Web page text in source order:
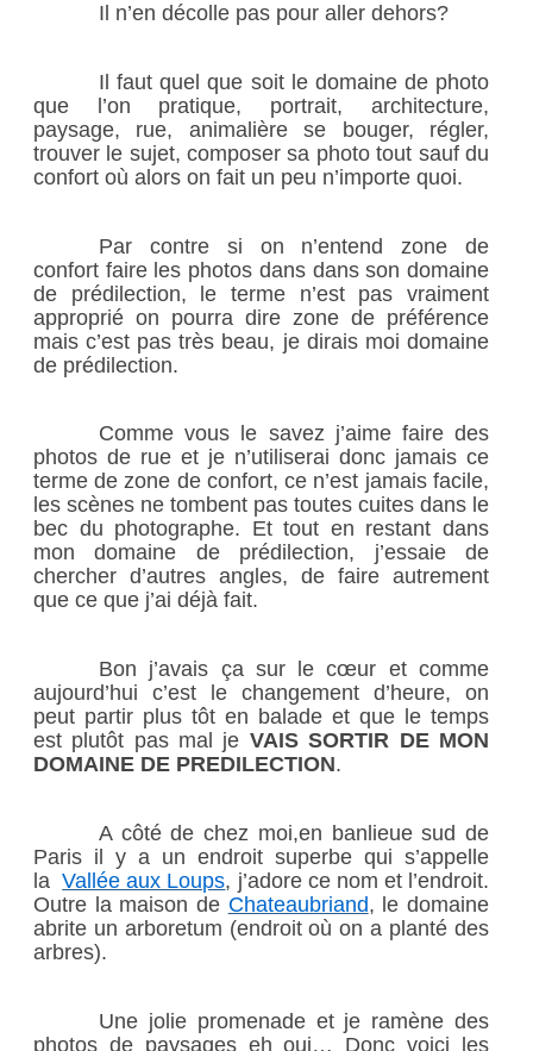
Il n’en décolle pas pour aller dehors?
Il faut quel que soit le domaine de photo
que l’on pratique, portrait, architecture,
paysage, rue, animalière se bouger, régler,
trouver le sujet, composer sa photo tout sauf du
confort où alors on fait un peu n’importe quoi.
Par contre si on n’entend zone de
confort faire les photos dans dans son domaine
de prédilection, le terme n’est pas vraiment
approprié on pourra dire zone de préférence
mais c’est pas très beau, je dirais moi domaine
de prédilection.
Comme vous le savez j’aime faire des
photos de rue et je n’utiliserai donc jamais ce
terme de zone de confort, ce n’est jamais facile,
les scènes ne tombent pas toutes cuites dans le
bec du photographe. Et tout en restant dans
mon domaine de prédilection, j’essaie de
chercher d’autres angles, de faire autrement
que ce que j’ai déjà fait.
Bon j’avais ça sur le cœur et comme
aujourd’hui c’est le changement d’heure, on
peut partir plus tôt en balade et que le temps
est plutôt pas mal je VAIS SORTIR DE MON
DOMAINE DE PREDILECTION.
A côté de chez moi,en banlieue sud de
Paris il y a un endroit superbe qui s’appelle
laVallée aux Loups, j’adore ce nom et l’endroit.
Outre la maison de Chateaubriand, le domaine
abrite un arboretum (endroit où on a planté des
arbres).
Une jolie promenade et je ramène des
photos de paysages eh oui… Donc voici les